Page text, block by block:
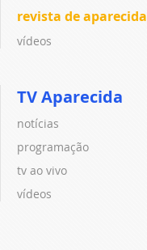
revista de aparecida
vídeos
TV Aparecida
notícias
programação
tv ao vivo
vídeos